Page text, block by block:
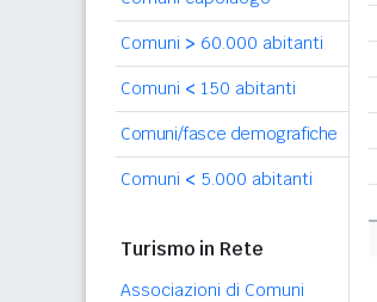
Comuni > 60.000 abitanti
Comuni < 150 abitanti
Comuni/fasce demografiche
Comuni < 5.000 abitanti
Turismo in Rete
Associazioni di Comuni